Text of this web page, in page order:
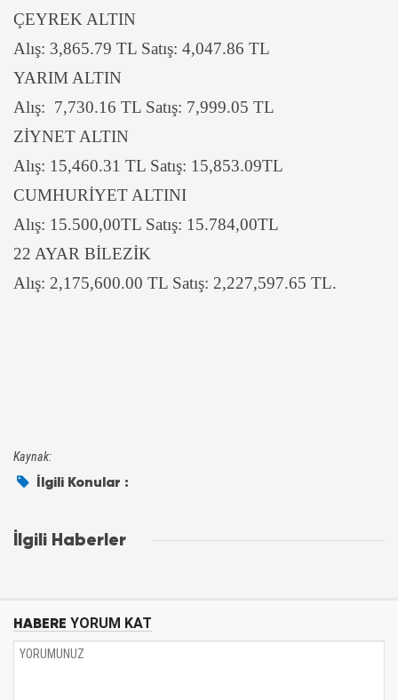
ÇEYREK ALTIN
Alış: 3,865.79 TL Satış: 4,047.86 TL
YARIM ALTIN
Alış: 7,730.16 TL Satış: 7,999.05 TL
ZİYNET ALTIN
Alış: 15,460.31 TL Satış: 15,853.09TL
CUMHURİYET ALTINI
Alış: 15.500,00TL Satış: 15.784,00TL
22 AYAR BİLEZİK
Alış: 2,175,600.00 TL Satış: 2,227,597.65 TL.
Kaynak:
İlgili Konular :
İlgili Haberler
HABERE YORUM KAT